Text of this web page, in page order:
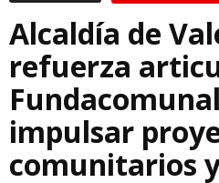
Alcaldía de
refuerza
impulsar
comunitarios